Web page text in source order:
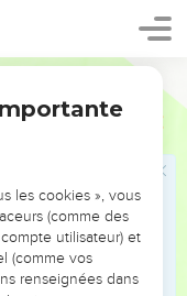
nous rendrons à
en trois groupes, qui
la fin de la nuit. Ils
deux ensemble.
Où sont donc ceux
? Qu’on nous
! »
les cookies », vous
(comme des
utilisateur) et
(comme vos
renseignées dans